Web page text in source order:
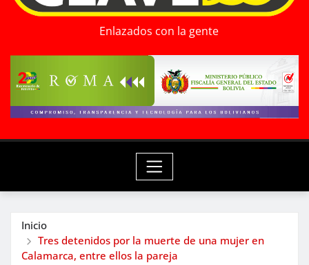
Enlazados con la gente
Inicio
Tres detenidos por la muerte de una mujer en
Calamarca, entre ellos la pareja